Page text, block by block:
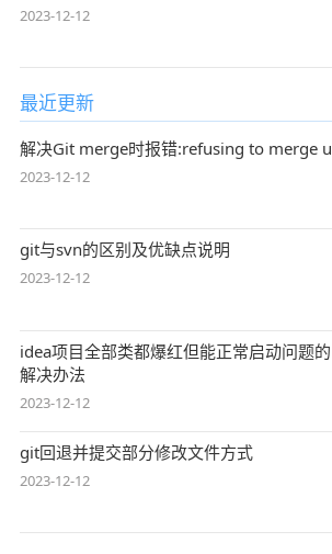
2023-12-12
最近更新
解决Git merge时报错:refusing to merge u
2023-12-12
git与svn的区别及优缺点说明
2023-12-12
idea项目全部类都爆红但能正常启动问题的
解决办法
2023-12-12
git回退并提交部分修改文件方式
2023-12-12